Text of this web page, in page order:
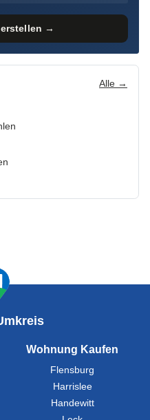
→
Alle →
Wohnung Kaufen
Flensburg
Harrislee
Handewitt